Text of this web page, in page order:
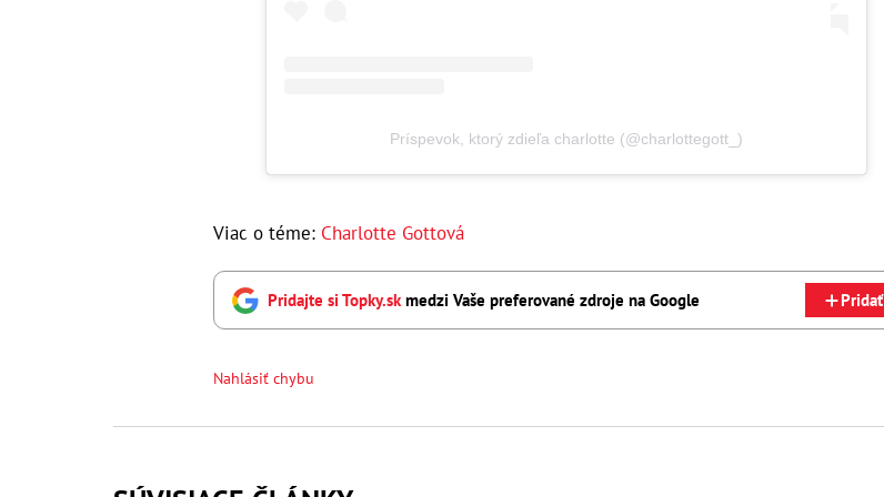
Príspevok, ktorý zdieľa charlotte (@charlottegott_)
Viac o téme: Charlotte Gottová
Pridajte si Topky.skmedzi Vaše preferované zdroje na Google Pridať
Nahlásiť chybu